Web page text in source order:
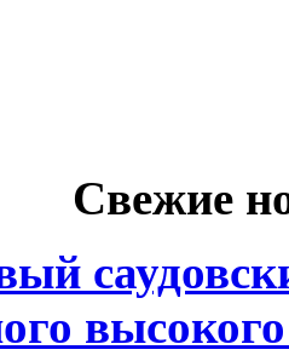
Свежие